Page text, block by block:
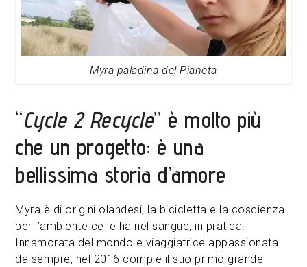
Myra paladina del Pianeta
“Cycle 2 Recycle” è molto più
che un progetto: è una
bellissima storia d’amore
Myra è di origini olandesi, la bicicletta e la coscienza
per l’ambiente ce le ha nel sangue, in pratica.
Innamorata del mondo e viaggiatrice appassionata
da sempre, nel 2016 compie il suo primo grande